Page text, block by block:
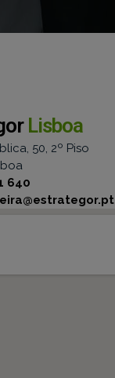
Lisboa
50, 2º Piso
640